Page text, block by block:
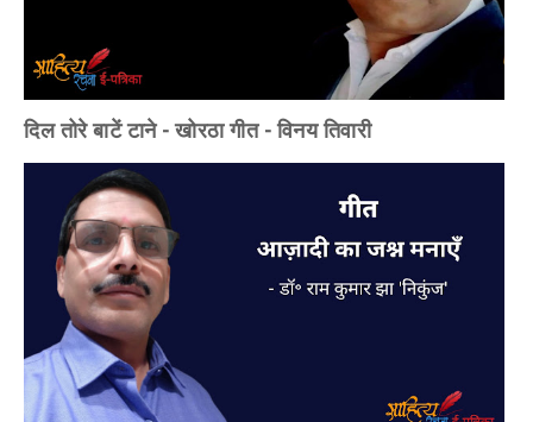
दिल तोरे बाटें टाने - खोरठा गीत - विनय तिवारी